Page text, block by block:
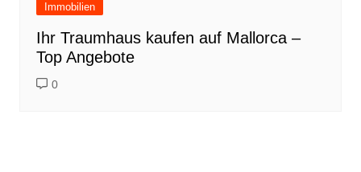
Immobilien
Ihr Traumhaus kaufen auf Mallorca –
Top Angebote
0